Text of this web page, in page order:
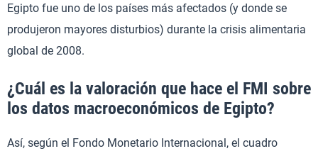
Egipto fue uno de los países más afectados (y donde se
produjeron mayores disturbios) durante la crisis alimentaria
global de 2008.
¿Cuál es la valoración que hace el FMI sobre
los datos macroeconómicos de Egipto?
Así, según el Fondo Monetario Internacional, el cuadro